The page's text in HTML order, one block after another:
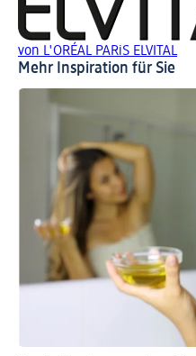
von L'ORÉAL PARiS ELVITAL
Mehr Inspiration für Sie